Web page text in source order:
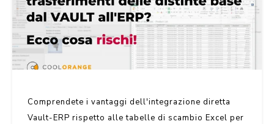
Comprendete i vantaggi dell'integrazione diretta
Vault-ERP rispetto alle tabelle di scambio Excel per